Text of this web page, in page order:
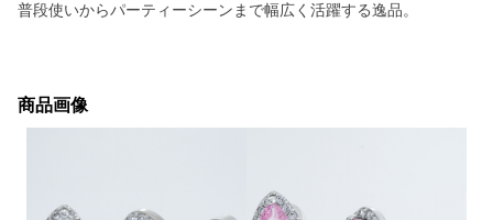
普段使いからパーティーシーンまで幅広く活躍する逸品。
商品画像